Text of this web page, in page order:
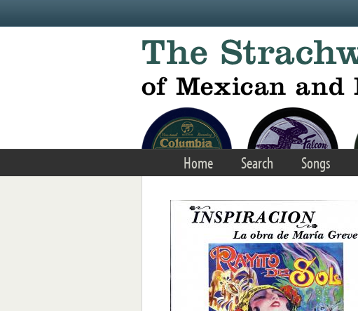
Home Search Songs